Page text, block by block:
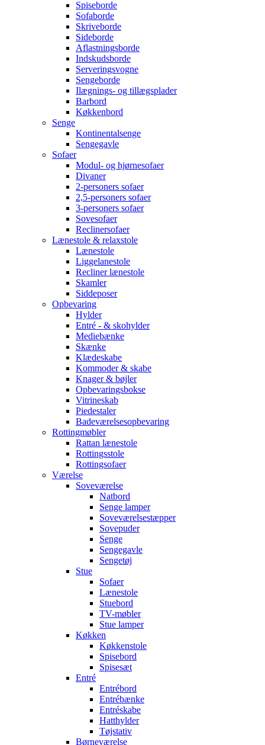
Spiseborde
Sofaborde
Skriveborde
Sideborde
Aflastningsborde
Indskudsborde
Serveringsvogne
Sengeborde
Ilægnings- og tillægsplader
Barbord
Køkkenbord
Senge
Kontinentalsenge
Sengegavle
Sofaer
Modul- og hjørnesofaer
Divaner
2-personers sofaer
2,5-personers sofaer
3-personers sofaer
Sovesofaer
Reclinersofaer
Lænestole & relaxstole
Lænestole
Liggelanestole
Recliner lænestole
Skamler
Siddeposer
Opbevaring
Hylder
Entré - & skohylder
Mediebænke
Skænke
Klædeskabe
Kommoder & skabe
Knager & bøjler
Opbevaringsbokse
Vitrineskab
Piedestaler
Badeværelsesopbevaring
Rottingmøbler
Rattan lænestole
Rottingsstole
Rottingsofaer
Værelse
Soveværelse
Natbord
Senge lamper
Soveværelsestæpper
Sovepuder
Senge
Sengegavle
Sengetøj
Stue
Sofaer
Lænestole
Stuebord
TV-møbler
Stue lamper
Køkken
Køkkenstole
Spisebord
Spisesæt
Entré
Entrébord
Entrébænke
Entréskabe
Hatthylder
Tøjstativ
Børneværelse